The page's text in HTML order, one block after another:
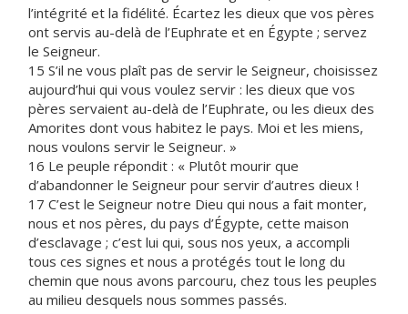
l’intégrité et la fidélité. Écartez les dieux que vos pères
ont servis au-delà de l’Euphrate et en Égypte ; servez
le Seigneur.
15 S’il ne vous plaît pas de servir le Seigneur, choisissez
aujourd’hui qui vous voulez servir : les dieux que vos
pères servaient au-delà de l’Euphrate, ou les dieux des
Amorites dont vous habitez le pays. Moi et les miens,
nous voulons servir le Seigneur. »
16 Le peuple répondit : « Plutôt mourir que
d’abandonner le Seigneur pour servir d’autres dieux !
17 C’est le Seigneur notre Dieu qui nous a fait monter,
nous et nos pères, du pays d’Égypte, cette maison
d’esclavage ; c’est lui qui, sous nos yeux, a accompli
tous ces signes et nous a protégés tout le long du
chemin que nous avons parcouru, chez tous les peuples
au milieu desquels nous sommes passés.